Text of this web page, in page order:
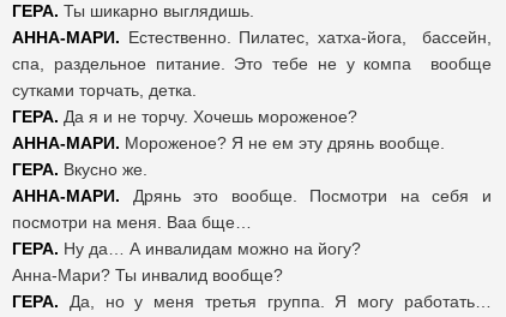
ГЕРА. Ты шикарно выглядишь.
АННА-МАРИ. Естественно. Пилатес, хатха-йога, бассейн,
спа, раздельное питание. Это тебе не у компа вообще
сутками торчать, детка.
ГЕРА. Да я и не торчу. Хочешь мороженое?
АННА-МАРИ. Мороженое? Я не ем эту дрянь вообще.
ГЕРА. Вкусно же.
АННА-МАРИ. Дрянь это вообще. Посмотри на себя и
посмотри на меня. Ваа бще…
ГЕРА. Ну да… А инвалидам можно на йогу?
Анна-Мари? Ты инвалид вообще?
ГЕРА. Да, но у меня третья группа. Я могу работать…